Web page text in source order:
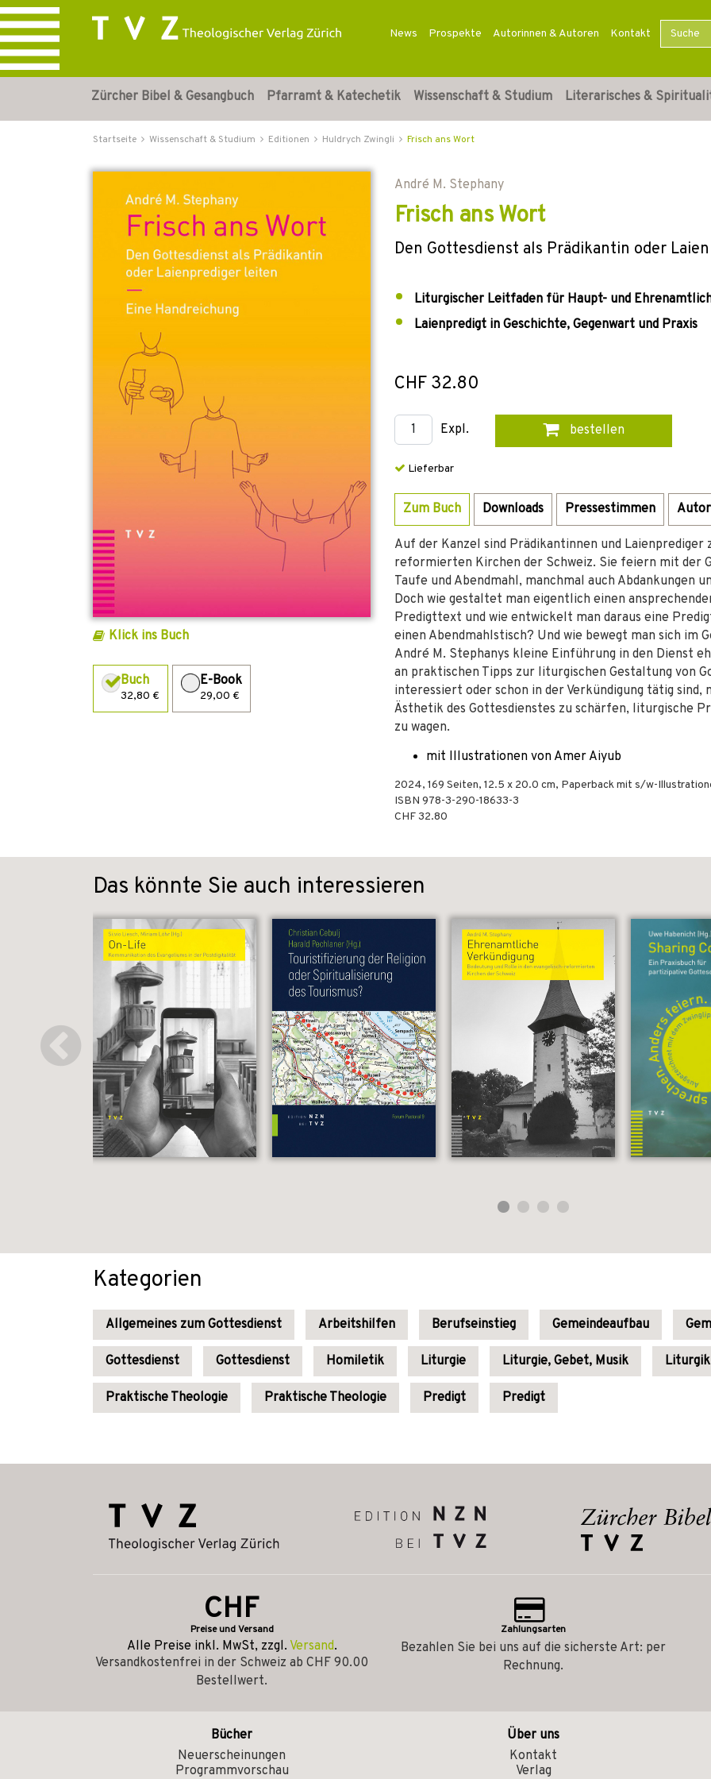
News Prospekte Autorinnen & Autoren Kontakt
Zürcher Bibel & Gesangbuch Pfarramt & Katechetik Wissenschaft & Studium Literarisches &
Startseite Wissenschaft & Studium Editionen Huldrych Zwingli Frisch ans Wort
Klick ins Buch
Buch
32,80 €
E-Book
29,00 €
André M. Stephany
Frisch ans Wort
Den Gottesdienst als Prädikantin oder
Liturgischer Leitfaden für Haupt- und
Laienpredigt in Geschichte, Gegenwart und Praxis
CHF 32.80
Expl. bestellen
Lieferbar
Zum Buch Downloads Pressestimmen
Auf der Kanzel sind Prädikantinnen und
reformierten Kirchen der Schweiz. Sie feiern mit der
Taufe und Abendmahl, manchmal auch Abdankungen
Doch wie gestaltet man eigentlich einen
Predigttext und wie entwickelt man daraus eine
einen Abendmahlstisch? Und wie bewegt man sich im
André M. Stephanys kleine Einführung in den Dienst
an praktischen Tipps zur liturgischen Gestaltung von
interessiert oder schon in der Verkündigung tätig
Ästhetik des Gottesdienstes zu schärfen, liturgische
zu wagen.
mit Illustrationen von Amer Aiyub
2024, 169 Seiten, 12.5 x 20.0 cm, Paperback mit s/w-
ISBN 978-3-290-18633-3
CHF 32.80
Das könnte Sie auch interessieren
Kategorien
Allgemeines zum Gottesdienst Arbeitshilfen Berufseinstieg Gemeindeaufbau
Gottesdienst Gottesdienst Homiletik Liturgie Liturgie, Gebet, Musik Liturgik
Praktische Theologie Praktische Theologie Predigt Predigt
CHF
Preise und Versand
Alle Preise inkl. MwSt, zzgl. Versand.
Versandkostenfrei in der Schweiz ab CHF 90.00
Bestellwert.
Zahlungsarten
Bezahlen Sie bei uns auf die sicherste Art: per
Rechnung.
Bücher
Neuerscheinungen
Programmvorschau
Über uns
Kontakt
Verlag